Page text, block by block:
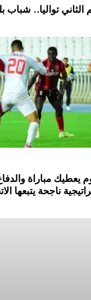
تواليا.. شباب
يعطيك مباراة
ناجحة يتبعها